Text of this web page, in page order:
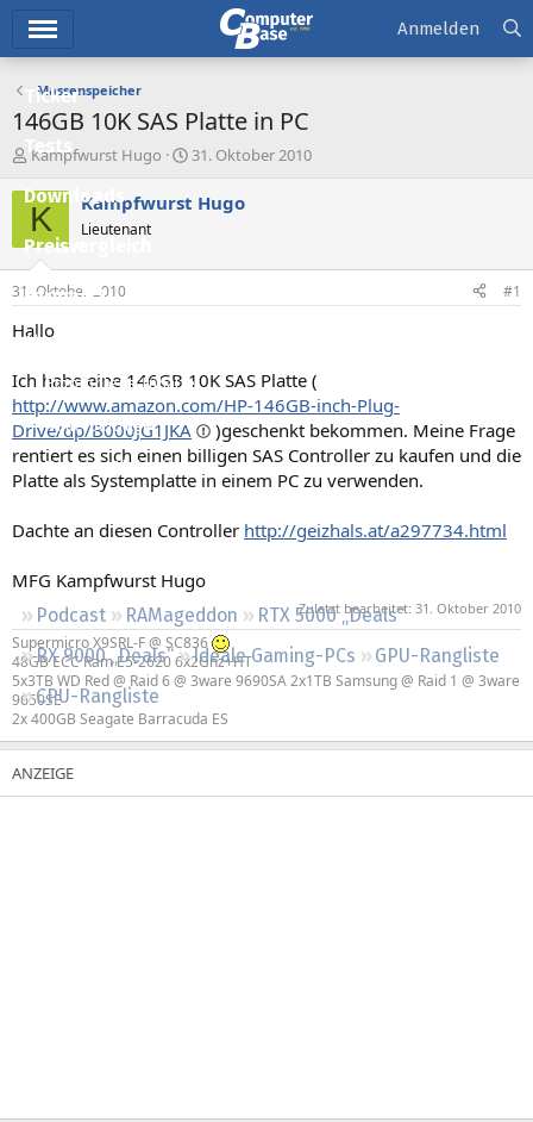
Ticker
Tests
Downloads
Preisvergleich
Forum
Aktuelles
Empfohlene Inhalte
Neue Beiträge
Neueste Aktivitäten
Podcast RAMageddon
RTX 5000 „Deals“
RX 9000 „Deals“
Ideale Gaming-PCs
GPU-Rangliste
CPU-Rangliste
Anmelden
Massenspeicher
146GB 10K SAS Platte in PC
E
s
e
e
r
Kampfwurst Hugo
E
s
t
31. Oktober 2010
K Kampfwurst Hugo
Lieutenant
31. Oktober 2010 #1
Hallo
Ich habe eine 146GB 10K SAS Platte (
http://www.amazon.com/HP-146GB-inch-Plug-
Drive/dp/B000JG1JKA
)geschenkt bekommen. Meine Frage
rentiert es sich einen billigen SAS Controller zu kaufen und die
Platte als Systemplatte in einem PC zu verwenden.
Dachte an diesen Controller http://geizhals.at/a297734.html
MFG Kampfwurst Hugo
Zuletzt bearbeitet: 31. Oktober 2010
Supermicro X9SRL-F @ SC836
48GB ECC Ram E5-2620 6x2Ghz+HT
5x3TB WD Red @ Raid 6 @ 3ware 9690SA 2x1TB Samsung @ Raid 1 @ 3ware
9650SE
2x 400GB Seagate Barracuda ES